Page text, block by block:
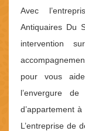
Avec
Antiquaires Du
intervention
pour vous
l’envergure
d’appartement
L’entreprise de